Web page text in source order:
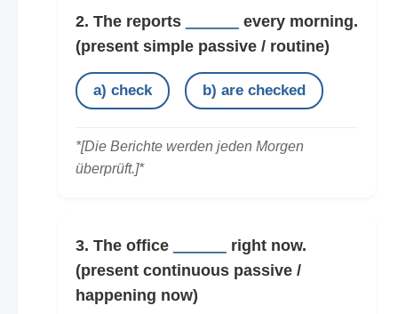
2. The reports
every morning.
(present simple passive / routine)
a) check b) are checked
*[Die Berichte werden jeden Morgen
überprüft.]*
3. The office
right now.
(present continuous passive /
happening now)